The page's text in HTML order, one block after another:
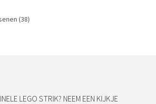
(38)
LEGO STRIK? NEEM EEN KIJKJE